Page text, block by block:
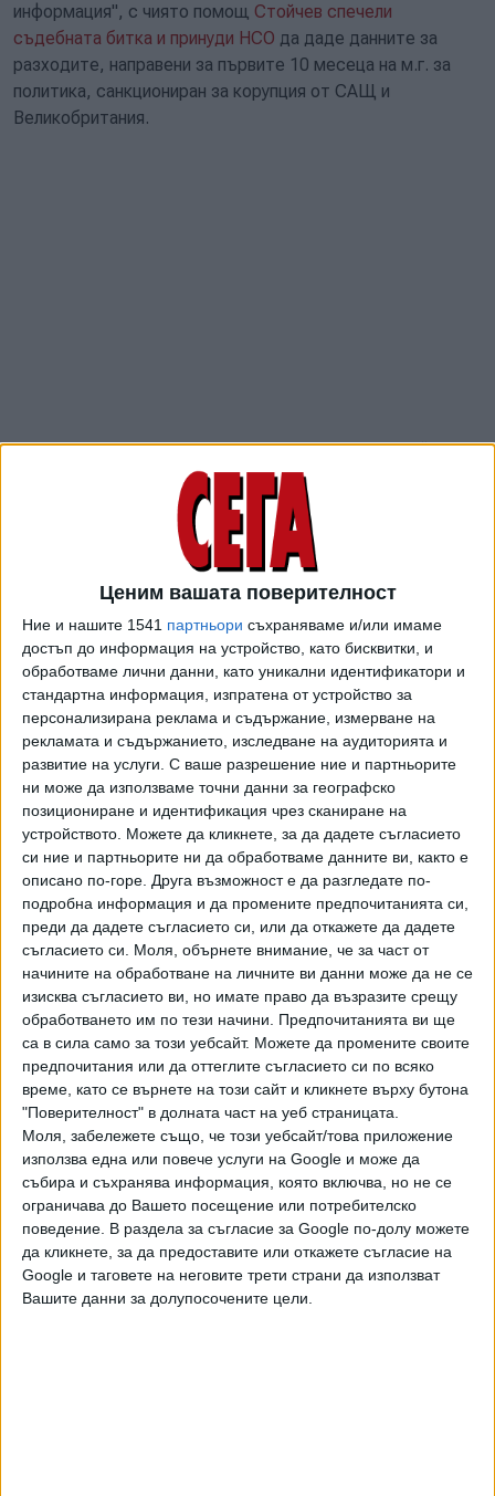
Ценим вашата поверителност
Ние и нашите 1541 партньори съхраняваме и/или имаме
достъп до информация на устройство, като бисквитки, и
обработваме лични данни, като уникални идентификатори и
стандартна информация, изпратена от устройство за
персонализирана реклама и съдържание, измерване на
рекламата и съдържанието, изследване на аудиторията и
развитие на услуги. С ваше разрешение ние и партньорите
ни може да използваме точни данни за географско
позициониране и идентификация чрез сканиране на
устройството. Можете да кликнете, за да дадете съгласието
си ние и партньорите ни да обработваме данните ви, както е
описано по-горе. Друга възможност е да разгледате по-
подробна информация и да промените предпочитанията си,
преди да дадете съгласието си, или да откажете да дадете
съгласието си.
Моля, обърнете внимание, че за част от
начините на обработване на личните ви данни може да не се
изисква съгласието ви, но имате право да възразите срещу
обработването им по тези начини. Предпочитанията ви ще
са в сила само за този уебсайт. Можете да промените своите
предпочитания или да оттеглите съгласието си по всяко
време, като се върнете на този сайт и кликнете върху бутона
"Поверителност" в долната част на уеб страницата.
Моля, забележете също, че този уебсайт/това приложение
използва една или повече услуги на Google и може да
събира и съхранява информация, която включва, но не се
ограничава до Вашето посещение или потребителско
поведение. В раздела за съгласие за Google по-долу можете
да кликнете, за да предоставите или откажете съгласие на
Google и таговете на неговите трети страни да използват
Вашите данни за долупосочените цели.
информация", с чиято помощ Стойчев спечели
съдебната битка и принуди НСО да даде данните за
разходите, направени за първите 10 месеца на м.г. за
политика, санкциониран за корупция от САЩ и
Великобритания.
"Според мен и за всеки гражданин това не е случайно",
коментира Кашъмов. По информация на "Сега"
ситуацията с ревизията, която още тече, е странна,
като се има предвид, че малко преди това фирмата
отново е била обект на данъчна проверка.
След спечелената от Стойчев съдебна битка се разбра,
чеобщата цена на охраната на Пеевски за посочения
период е 226 680 лв.Кашъмов изчислява, че това се
равнява на около 210 минимални работни заплати за
миналата година. От тази сума над 182 000 лева са за
възнаграждения и бонуси. Адвокатът уточни, че за
извънреден труд в НСО не се плаща отделно, тъй като
той се покрива от постоянен бонус. Има и разходи за
командировки.
Кашъмов коментира, че не става напълно ясно колко
души са били ангажирани с охраната. Известно е, че един
сержант в НСО през миналата година вероятно е
получавал около 3000 лева чисто, а един офицер - около
4000 лева.
Според адвоката съдебното решение е прецедент и
може да послужи за следващи искания към НСО. То
обаче не означава автоматично, че подобна информация
от други институции ще бъде предоставяна без съдебни
дела.
Кашъмов посочи, че има два начина достъпът до
информация за държавни разходи да стане реален -
лесен и труден. Лесният е законодателят ясно да
запише, че такава информация се публикува. Трудният е
чрез съдебни прецеденти във всеки отделен случай.
Той каза още, че Стойчев възнамерява да поиска